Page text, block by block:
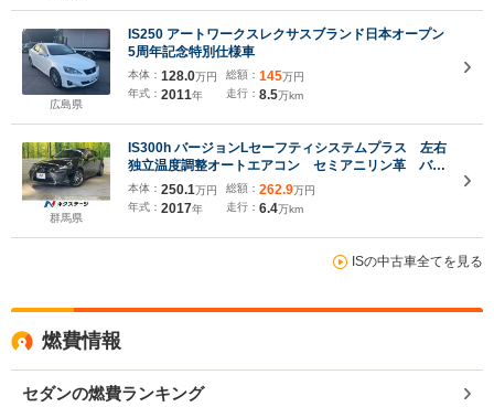
広島県
IS250 アートワークスレクサスブランド日本オープン
5周年記念特別仕様車
本体： 128.0万円
年式： 2011年
総額： 145万円
走行： 8.5万km
群馬県
IS300h バージョンLセーフティシステムプラス 左右
独立温度調整オートエアコン セミアニリン革 バッ
クカメラ パワーシート シートベンチレーション
シートヒーター メーカー10.3インチSDナビ 3眼
LEDヘッド
本体： 250.1万円
年式： 2017年
総額： 262.9万円
走行： 6.4万km
ISの中古車全てを見る
燃費情報
セダンの燃費ランキング